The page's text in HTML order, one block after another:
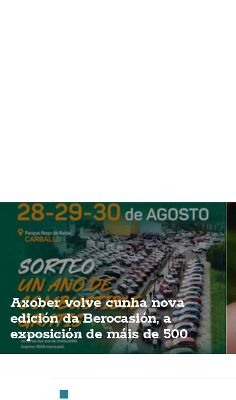
Axober volve cunha nova
edición da Berocasión, a
exposición de máis de 500
vehículos